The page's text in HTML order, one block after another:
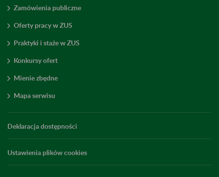
Zamówienia publiczne
Oferty pracy w ZUS
Praktyki i staże w ZUS
Konkursy ofert
Mienie zbędne
Mapa serwisu
Deklaracja dostępności
Ustawienia plików cookies